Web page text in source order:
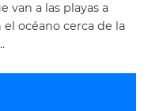
van a las playas a
el océano cerca de la